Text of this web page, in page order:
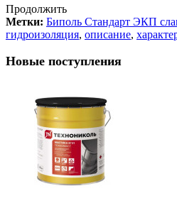
Продолжить
Метки: Биполь Стандарт ЭКП
гидроизоляция, описание,
Новые поступления